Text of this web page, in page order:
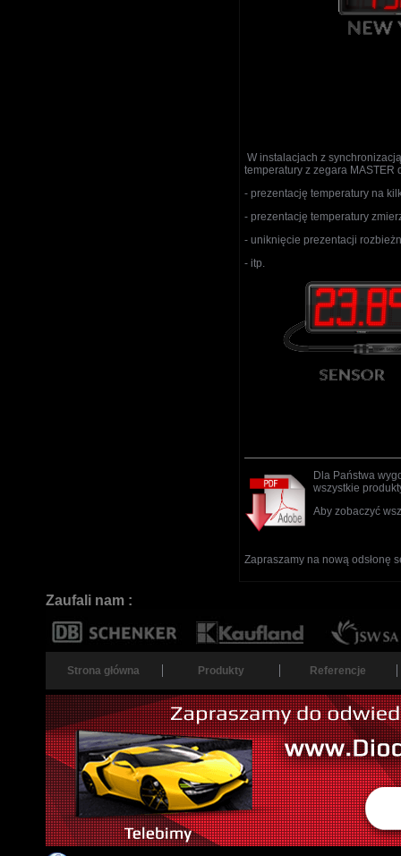
W instalacjach z
temperatury z zegara MASTER
- prezentację temperatury na
- prezentację temperatury
- uniknięcie prezentacji
- itp.
Dla Państwa
wszystkie
Aby zobaczyć
Zapraszamy na nową odsłonę
Zaufali nam :
Strona główna Produkty Referencje